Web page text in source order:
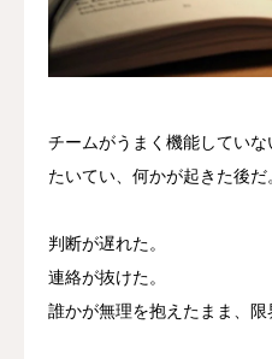
チームがうまく機能していな
たいてい、何かが起きた後だ
判断が遅れた。
連絡が抜けた。
誰かが無理を抱えたまま、限
初診の方へ
当院について